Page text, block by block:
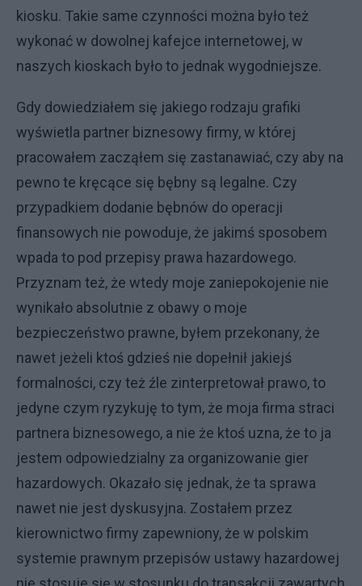
kiosku. Takie same czynności można było też
wykonać w dowolnej kafejce internetowej, w
naszych kioskach było to jednak wygodniejsze.
Gdy dowiedziałem się jakiego rodzaju grafiki
wyświetla partner biznesowy firmy, w której
pracowałem zacząłem się zastanawiać, czy aby na
pewno te kręcące się bębny są legalne. Czy
przypadkiem dodanie bębnów do operacji
finansowych nie powoduje, że jakimś sposobem
wpada to pod przepisy prawa hazardowego.
Przyznam też, że wtedy moje zaniepokojenie nie
wynikało absolutnie z obawy o moje
bezpieczeństwo prawne, byłem przekonany, że
nawet jeżeli ktoś gdzieś nie dopełnił jakiejś
formalności, czy też źle zinterpretował prawo, to
jedyne czym ryzykuję to tym, że moja firma straci
partnera biznesowego, a nie że ktoś uzna, że to ja
jestem odpowiedzialny za organizowanie gier
hazardowych. Okazało się jednak, że ta sprawa
nawet nie jest dyskusyjna. Zostałem przez
kierownictwo firmy zapewniony, że w polskim
systemie prawnym przepisów ustawy hazardowej